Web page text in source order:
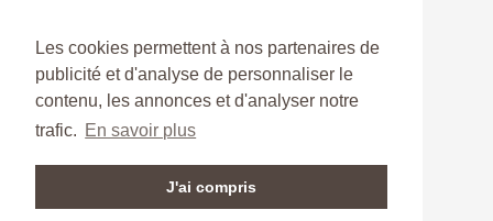
Les cookies permettent à nos partenaires de
publicité et d'analyse de personnaliser le
contenu, les annonces et d'analyser notre
trafic. En savoir plus
J'ai compris